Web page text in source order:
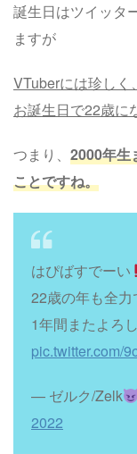
誕生日はツイッタ
ますが
VTuberには珍し
お誕生日で22歳に
つまり、 2000年生
ことですね。
はぴばすでーい
22歳の年も全
1年間またよろ
pic.twitter.com/
— ゼルク/Zelk
2022